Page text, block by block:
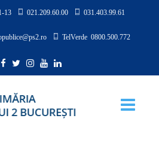
13 021.209.60.00 031.403.99.61
TelVerde 0800.500.772